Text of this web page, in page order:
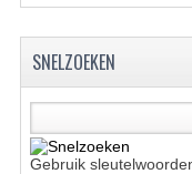
SNELZOEKEN
Gebruik